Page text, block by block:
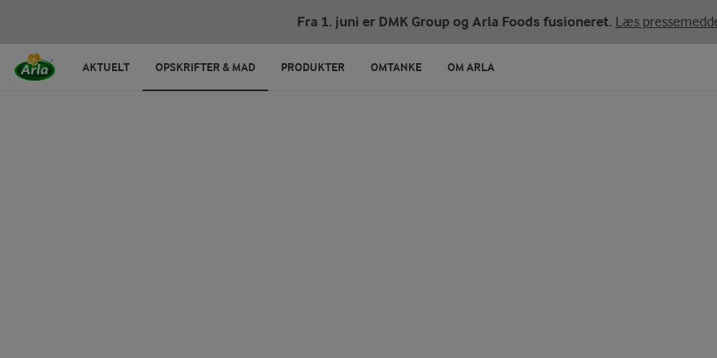
Fra 1. juni er DMK Group og Arla Foods fusioneret. Læs
AKTUELT OPSKRIFTER & MAD PRODUKTER OMTANKE OM ARLA